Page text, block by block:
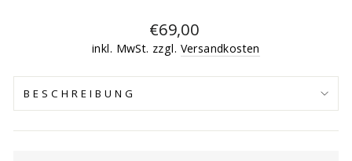
Normaler
Preis
€69,00
inkl. MwSt. zzgl. Versandkosten
BESCHREIBUNG